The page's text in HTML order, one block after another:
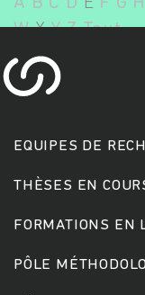
W X Y Z Tout
EQUIPES DE
THÈSES EN
FORMATIONS EN
PÔLE